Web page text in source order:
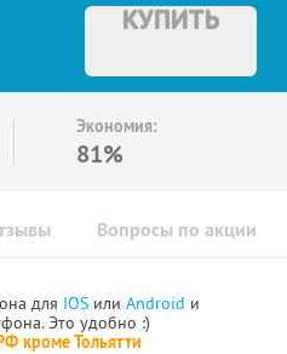
КУПИТЬ
Экономия:
81%
Вопросы по акции
для IOS или Android и
Это удобно :)
кроме Тольятти